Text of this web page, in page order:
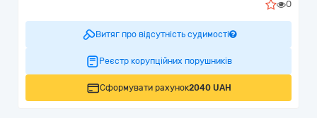
0
Витяг про відсутність судимості
Реєстр корупційних порушників
Сформувати рахунок2040 UAH